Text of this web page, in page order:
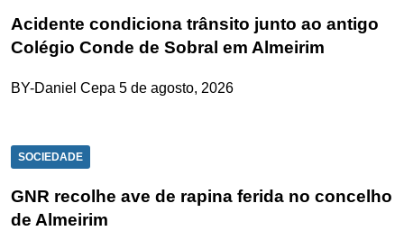
Acidente condiciona trânsito junto ao antigo
Colégio Conde de Sobral em Almeirim
BY-Daniel Cepa 5 de agosto, 2026
SOCIEDADE
GNR recolhe ave de rapina ferida no concelho
de Almeirim